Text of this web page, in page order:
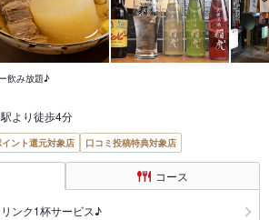
飲み放題♪
より徒歩4分
ント還元対象店 口コミ投稿特典対象店
コース
リンク1杯サービス♪